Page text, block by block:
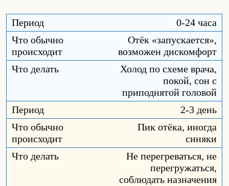
0-24 часа
Отёк «запускается»,
возможен дискомфорт
Холод по схеме врача,
покой, сон с
приподнятой головой
2-3 день
Пик отёка, иногда
синяки
Не перегреваться, не
перегружаться,
соблюдать назначения